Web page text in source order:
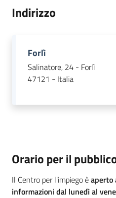
L'Agenzia
Novità
I centri per l'impiego
Indirizzo
Forlì
Salinatore, 24 - Forlì
47121 - Italia
Orario per il
Il Centro per l'impiego èaperto
informazioni dal lunedì al